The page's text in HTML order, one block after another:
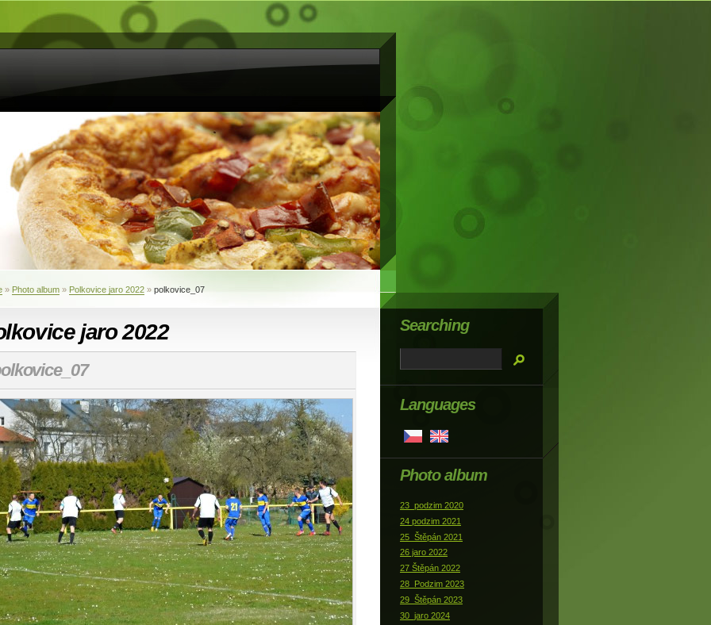
» Photo album » Polkovice jaro 2022 » polkovice_07
jaro 2022
Languages
Photo album
23_podzim 2020
24 podzim 2021
25_Štěpán 2021
26 jaro 2022
27 Štěpán 2022
28_Podzim 2023
29_Štěpán 2023
30_jaro 2024
Searching